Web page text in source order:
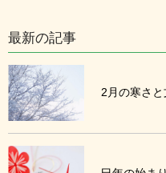
最新の記事
2月の寒さと